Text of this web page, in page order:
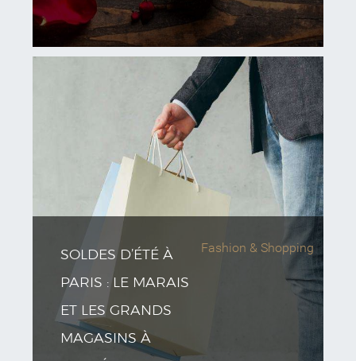
SOLDES D’ÉTÉ À
PARIS : LE MARAIS
ET LES GRANDS
MAGASINS À
Fashion & Shopping